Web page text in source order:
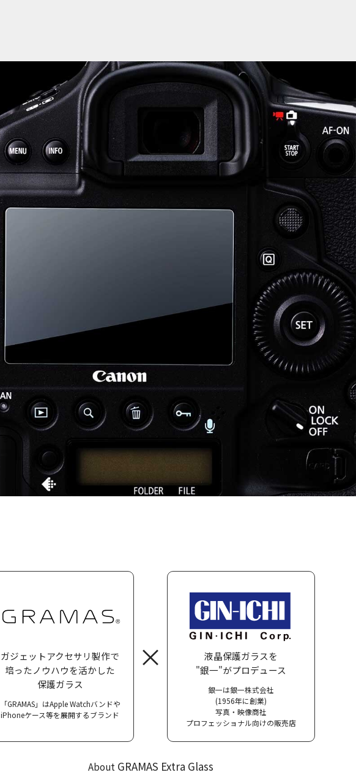
ガジェットアクセサリ製作で
培ったノウハウを活かした
保護ガラス
「GRAMAS」はApple Watchバンドや
iPhoneケース等を展開するブランド
×
液晶保護ガラスを
"銀一"がプロデュース
銀一は銀一株式会社
(1956年に創業)
写真・映像商社
プロフェッショナル向けの販売店
AboutGRAMAS Extra Glass